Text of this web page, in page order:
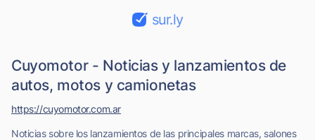
sur.ly
Cuyomotor - Noticias y lanzamientos de
autos, motos y camionetas
Noticias sobre los lanzamientos de las principales marcas, salones
https://cuyomotor.com.ar